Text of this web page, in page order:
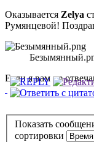
Оказывается Zelya
Румянцевой!
Если я вам не
Показать
сортировки